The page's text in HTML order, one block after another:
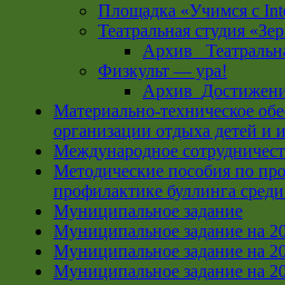
Площадка «Учимся с
Театральная студия
Архив
Физкульт — ура!
Материально-техническое
организации отдыха детей и
Международное
Методические пособия по
профилактике буллинга
Муниципальное задание
Муниципальное задание на
Муниципальное задание на
Муниципальное задание на